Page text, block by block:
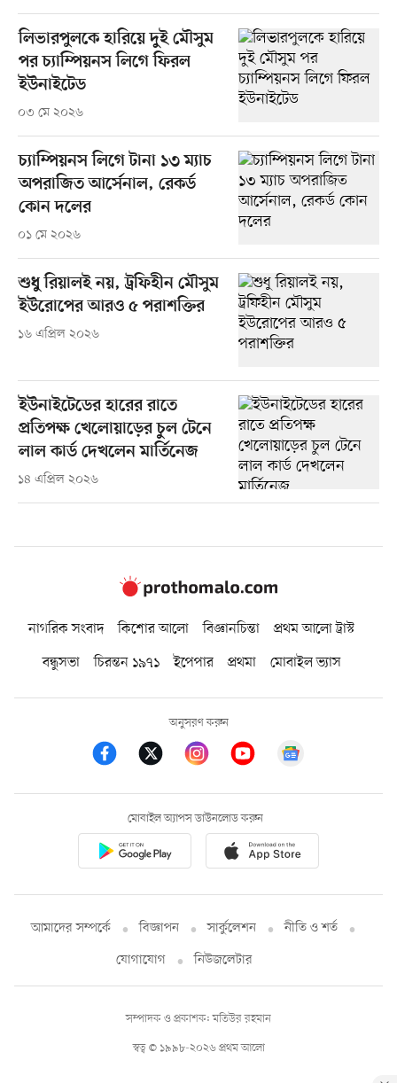
লিভারপুলকে হারিয়ে দুই মৌসুম
পর চ্যাম্পিয়নস লিগে ফিরল
ইউনাইটেড
০৩ মে ২০২৬
চ্যাম্পিয়নস লিগে টানা ১৩ ম্যাচ
অপরাজিত আর্সেনাল, রেকর্ড
কোন দলের
০১ মে ২০২৬
শুধু রিয়ালই নয়, ট্রফিহীন মৌসুম
ইউরোপের আরও ৫ পরাশক্তির
১৬ এপ্রিল ২০২৬
ইউনাইটেডের হারের রাতে
প্রতিপক্ষ খেলোয়াড়ের চুল টেনে
লাল কার্ড দেখলেন মার্তিনেজ
১৪ এপ্রিল ২০২৬
নাগরিক সংবাদ কিশোর আলো বিজ্ঞানচিন্তা
প্রথম আলো ট্রাস্ট
বন্ধুসভা
চিরন্তন ১৯৭১ ইপেপার প্রথমা মোবাইল ভ্যাস
অনুসরণ করুন
মোবাইল অ্যাপস ডাউনলোড করুন
আমাদের সম্পর্কে বিজ্ঞাপন সার্কুলেশন
নীতি ও শর্ত
যোগাযোগ
নিউজলেটার
স্বত্ব © ১৯৯৮-২০২৬ প্রথম আলো
সম্পাদক ও প্রকাশক: মতিউর রহমান